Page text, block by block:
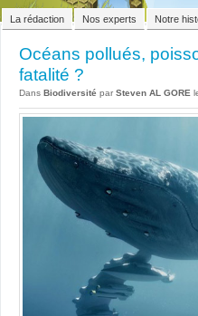
La rédaction Nos experts Notre
Océans pollués,
fatalité ?
Dans Biodiversité par Steven AL GORE